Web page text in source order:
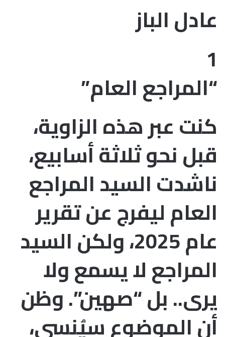
عادل الباز
1
“المراجع العام”
كنت عبر هذه الزاوية،
قبل نحو ثلاثة أسابيع،
ناشدت السيد المراجع
العام ليفرج عن تقرير
عام 2025، ولكن السيد
المراجع لا يسمع ولا
يرى.. بل “صهين”. وظن
أن الموضوع سيُنسى،